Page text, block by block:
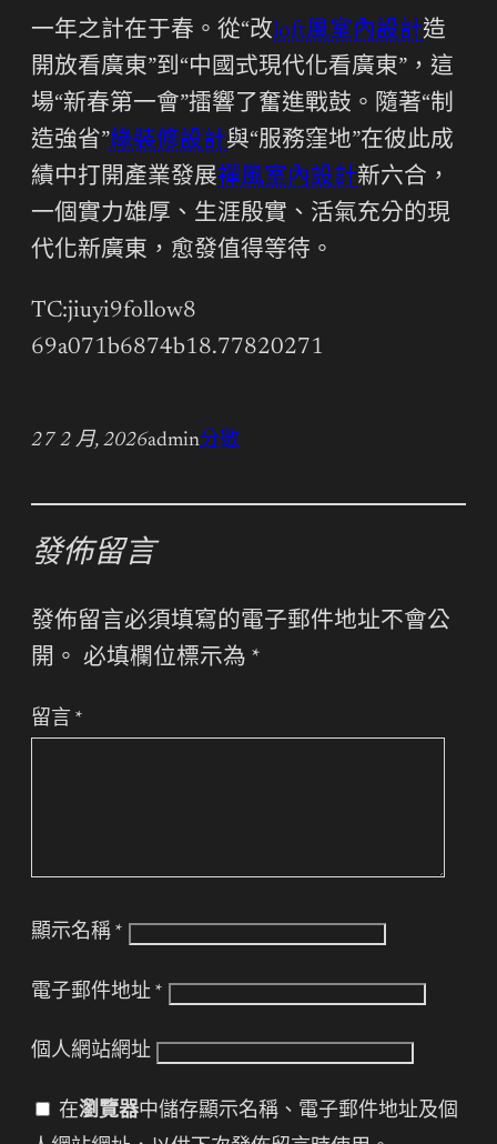
一年之計在于春。從“改loft風室內設計造
開放看廣東”到“中國式現代化看廣東”，這
場“新春第一會”擂響了奮進戰鼓。隨著“制
造強省”綠裝修設計與“服務窪地”在彼此成
績中打開產業發展禪風室內設計新六合，
一個實力雄厚、生涯殷實、活氣充分的現
代化新廣東，愈發值得等待。
TC:jiuyi9follow8
69a071b6874b18.77820271
27 2 月, 2026admin分數
發佈留言
發佈留言必須填寫的電子郵件地址不會公
開。 必填欄位標示為 *
留言 *
顯示名稱 *
電子郵件地址 *
個人網站網址
在瀏覽器中儲存顯示名稱、電子郵件地址及個